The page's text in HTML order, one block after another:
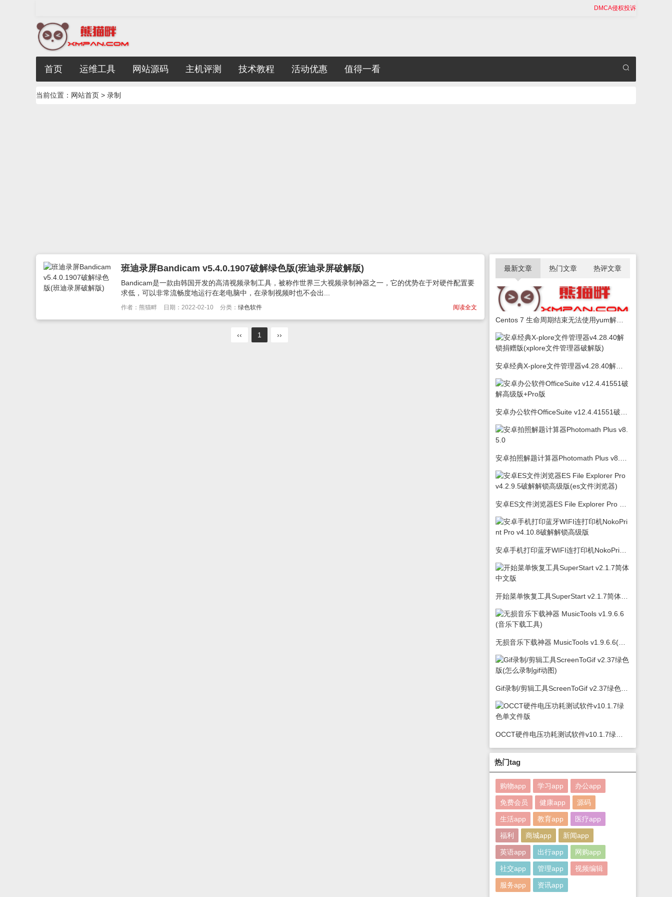
DMCA侵权投诉
首页 运维工具 网站源码 主机评测 技术教程 活动优惠 值得一看
当前位置： 网站首页 > 录制
班迪录屏Bandicam v5.4.0.1907破解绿色版(班迪录屏破解版)
Bandicam是一款由韩国开发的高清视频录制工具，被称作世界三大视频录制神器之一，它的优势在于对硬件配置要
求低，可以非常流畅度地运行在老电脑中，在录制视频时也不会出...
阅读全文
作者：熊猫畔 日期：2022-02-10 分类： 绿色软件
‹‹ 1 ››
最新文章 热门文章 热评文章
热门tag
购物app 学习app 办公app
免费会员 健康app 源码
生活app 教育app 医疗app
福利 商城app 新闻app
英语app 出行app 网购app
社交app 管理app 视频编辑
服务app 资讯app